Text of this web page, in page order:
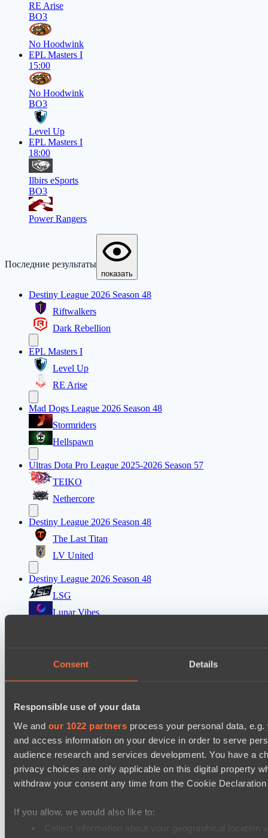
Consent Details
Responsible use of your data
We and our 1022 partners process your personal data,
and access information on your device in order to serve
audience research and services development. You have a
privacy choices are only applicable on this digital property
withdraw your consent any time from the Cookie
If you allow, we would also like to:
Collect information about your geographical
RE Arise
BO3
No Hoodwink
EPL Masters I
15:00
No Hoodwink
BO3
Level Up
EPL Masters I
18:00
Ilbirs eSports
BO3
Power Rangers
Последние результаты
показать
Destiny League 2026 Season 48
Riftwalkers
Dark Rebellion
EPL Masters I
Level Up
RE Arise
Mad Dogs League 2026 Season 48
Stormriders
Hellspawn
Ultras Dota Pro League 2025-2026 Season 57
TEIKO
Nethercore
Destiny League 2026 Season 48
The Last Titan
LV United
Destiny League 2026 Season 48
LSG
Lunar Vibes
Night Force
Azure Dragons
Immortal Squad
Настройки файлов cookie Политика
конфиденциальностиДекларация о файлах cookieО нас
Поддержка:support@hawk.liveРеклама и сотрудничество:
adv@hawk.live
© 2026 Hawk Live LLC
Dota 2 is a registered trademark of Valve Corporation.
Your Ad HereContact us:
adv@hawk.live